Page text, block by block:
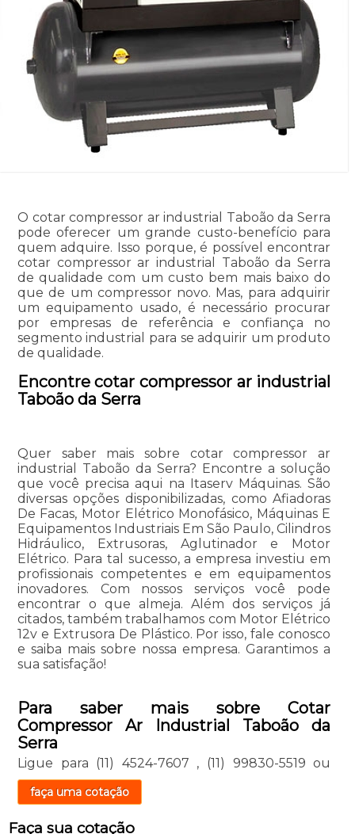
O cotar compressor ar industrial Taboão da Serra
pode oferecer um grande custo-benefício para
quem adquire. Isso porque, é possível encontrar
cotar compressor ar industrial Taboão da Serra
de qualidade com um custo bem mais baixo do
que de um compressor novo. Mas, para adquirir
um equipamento usado, é necessário procurar
por empresas de referência e confiança no
segmento industrial para se adquirir um produto
de qualidade.
Encontre cotar compressor ar industrial
Taboão da Serra
Quer saber mais sobre cotar compressor ar
industrial Taboão da Serra? Encontre a solução
que você precisa aqui na Itaserv Máquinas. São
diversas opções disponibilizadas, como Afiadoras
De Facas, Motor Elétrico Monofásico, Máquinas E
Equipamentos Industriais Em São Paulo, Cilindros
Hidráulico, Extrusoras, Aglutinador e Motor
Elétrico. Para tal sucesso, a empresa investiu em
profissionais competentes e em equipamentos
inovadores. Com nossos serviços você pode
encontrar o que almeja. Além dos serviços já
citados, também trabalhamos com Motor Elétrico
12v e Extrusora De Plástico. Por isso, fale conosco
e saiba mais sobre nossa empresa. Garantimos a
sua satisfação!
Para saber mais sobre Cotar
Compressor Ar Industrial Taboão da
Serra
Ligue para (11) 4524-7607 , (11) 99830-5519 ou
faça uma cotação
Faça sua cotação